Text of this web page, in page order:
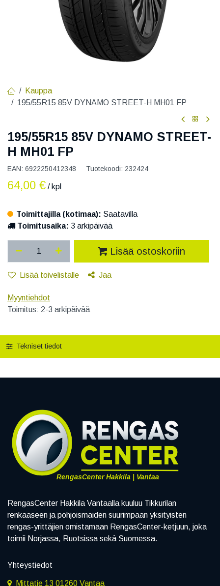
Kauppa
195/55R15 85V DYNAMO STREET-H MH01 FP
195/55R15 85V DYNAMO STREET-
H MH01 FP
EAN: 6922250412348 Tuotekoodi: 232424
64,00 € / kpl
Toimittajilla (kotimaa): Saatavilla
Toimitusaika: 3 arkipäivää
Lisää ostoskoriin
Lisää toivelistalle Jaa
Myyntiehdot
Toimitus: 2-3 arkipäivää
Tekniset tiedot
RengasCenter Hakkila | Vantaa
RengasCenter Hakkila Vantaalla kuuluu Tikkurilan
renkaaseen ja pohjoismaiden suurimpaan yksityisten
rengas-yrittäjien omistamaan RengasCenter-ketjuun, joka
toimii Norjassa, Ruotsissa sekä Suomessa.
Yhteystiedot
Mittatie 13 01260 Vantaa